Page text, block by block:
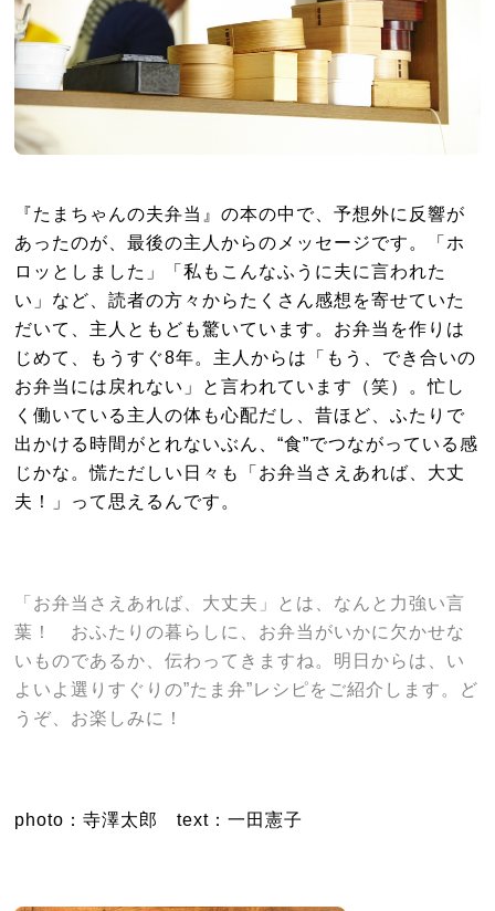
『たまちゃんの夫弁当』の本の中で、予想外に反響が
あったのが、最後の主人からのメッセージです。「ホ
ロッとしました」「私もこんなふうに夫に言われた
い」など、読者の方々からたくさん感想を寄せていた
だいて、主人ともども驚いています。お弁当を作りは
じめて、もうすぐ8年。主人からは「もう、でき合いの
お弁当には戻れない」と言われています（笑）。忙し
く働いている主人の体も心配だし、昔ほど、ふたりで
出かける時間がとれないぶん、“食”でつながっている感
じかな。慌ただしい日々も「お弁当さえあれば、大丈
夫！」って思えるんです。
「お弁当さえあれば、大丈夫」とは、なんと力強い言
葉！ おふたりの暮らしに、お弁当がいかに欠かせな
いものであるか、伝わってきますね。明日からは、い
よいよ選りすぐりの”たま弁”レシピをご紹介します。ど
うぞ、お楽しみに！
photo：寺澤太郎 text：一田憲子